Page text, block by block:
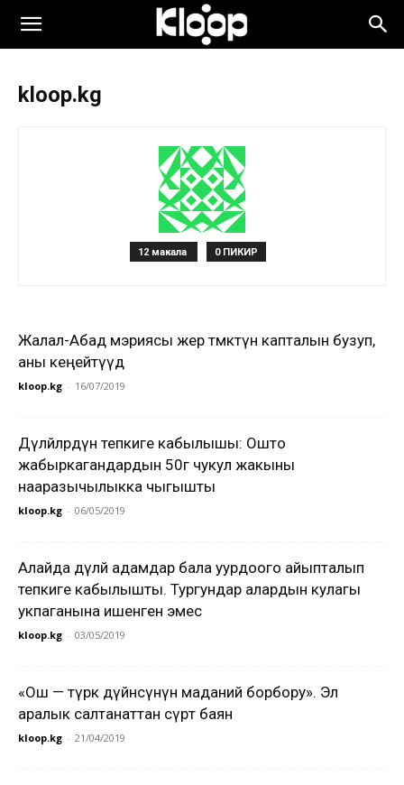
kloop.kg
12 макала 0 ПИКИР
Жалал-Абад мэриясы жер өтмөктүн капталын бузуп,
аны кеңейтүүдө
kloop.kg - 16/07/2019
Дүлөйлөрдүн тепкиге кабылышы: Ошто
жабыркагандардын 50гө чукул жакыны
нааразычылыкка чыгышты
kloop.kg - 06/05/2019
Алайда дүлөй адамдар бала уурдоого айыпталып
тепкиге кабылышты. Тургундар алардын кулагы
укпаганына ишенген эмес
kloop.kg - 03/05/2019
«Ош — түрк дүйнөсүнүн маданий борбору». Эл
аралык салтанаттан сүрөт баян
kloop.kg - 21/04/2019